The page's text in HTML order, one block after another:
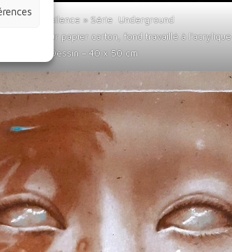
« blind silence » Série Underground
sanguine sur papier carton, fond travaillé à l’acrylique
Dessin – 40 x 50 cm